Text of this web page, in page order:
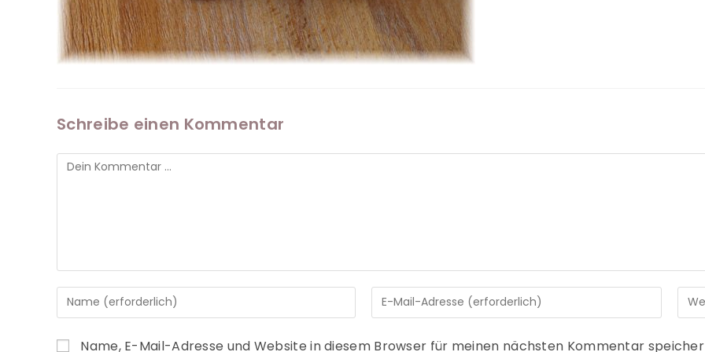
Schreibe einen Kommentar
Name, E-Mail-Adresse und Website in diesem Browser für meinen nächsten Kommentar